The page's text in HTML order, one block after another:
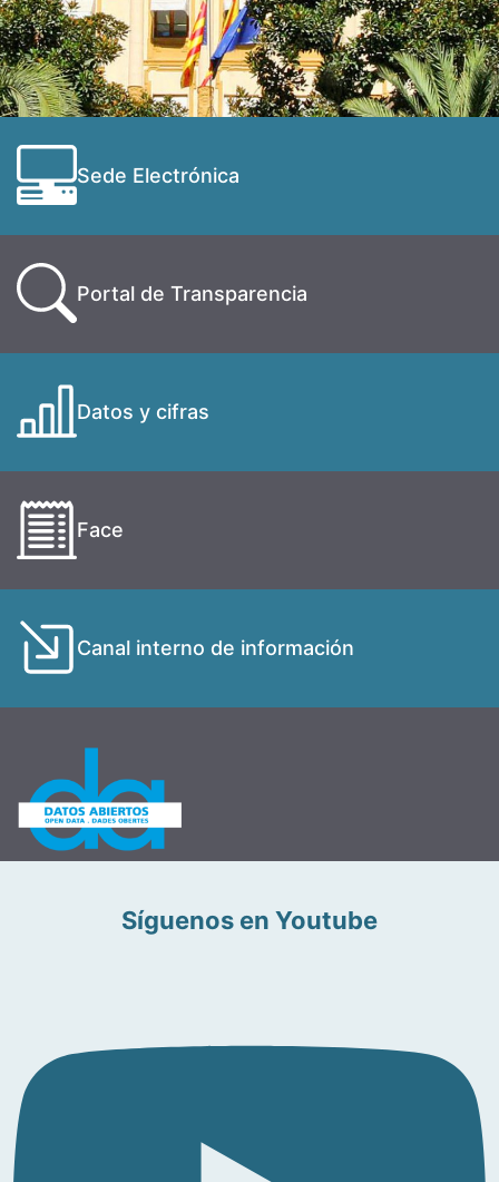
Sede Electrónica
Portal de Transparencia
Datos y cifras
Face
Canal interno de información
Síguenos en Youtube